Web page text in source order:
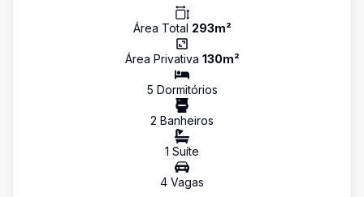
Área Total 293m²
Área Privativa 130m²
5 Dormitórios
2 Banheiros
1 Suíte
4 Vagas